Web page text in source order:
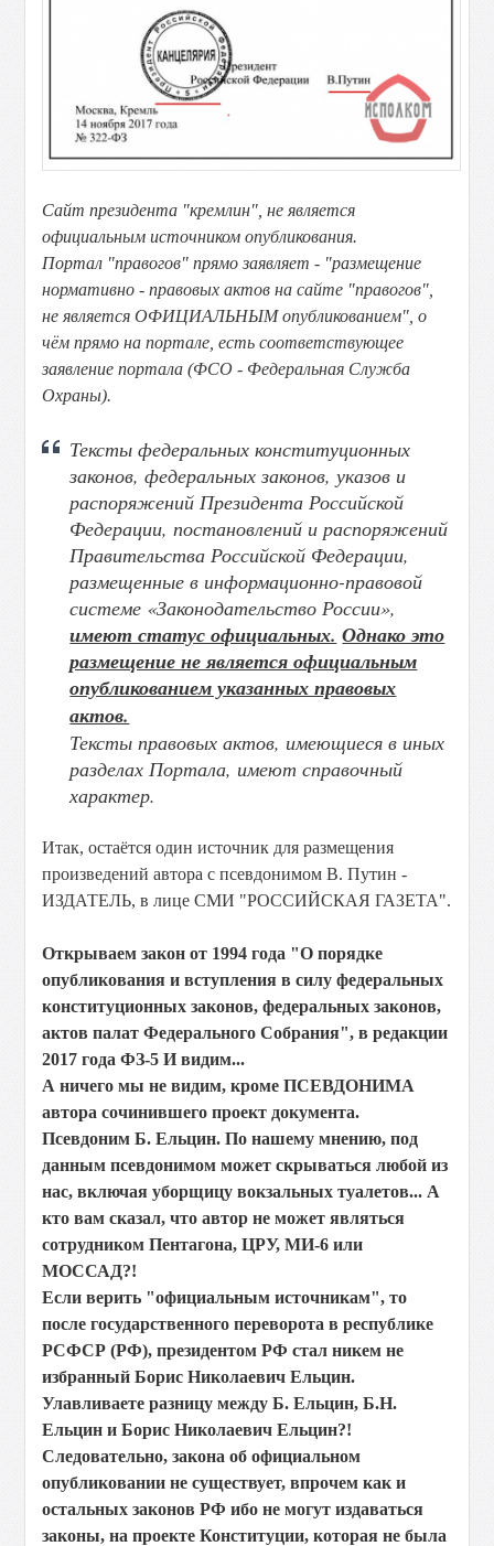
Сайт президента "кремлин", не является
официальным источником опубликования.
Портал "правогов" прямо заявляет - "размещение
нормативно - правовых актов на сайте "правогов",
не является ОФИЦИАЛЬНЫМ опубликованием", о
чём прямо на портале, есть соответствующее
заявление портала (ФСО - Федеральная Служба
Охраны).
Тексты федеральных конституционных
законов, федеральных законов, указов и
распоряжений Президента Российской
Федерации, постановлений и распоряжений
Правительства Российской Федерации,
размещенные в информационно-правовой
системе «Законодательство России»,
имеют статус официальных. Однако это
размещение не является официальным
опубликованием указанных правовых
актов.
Тексты правовых актов, имеющиеся в иных
разделах Портала, имеют справочный
характер.
Итак, остаётся один источник для размещения
произведений автора с псевдонимом В. Путин -
ИЗДАТЕЛЬ, в лице СМИ "РОССИЙСКАЯ ГАЗЕТА".
Открываем закон от 1994 года "О порядке
опубликования и вступления в силу федеральных
конституционных законов, федеральных законов,
актов палат Федерального Собрания", в редакции
2017 года ФЗ-5 И видим...
А ничего мы не видим, кроме ПСЕВДОНИМА
автора сочинившего проект документа.
Псевдоним Б. Ельцин. По нашему мнению, под
данным псевдонимом может скрываться любой из
нас, включая уборщицу вокзальных туалетов... А
кто вам сказал, что автор не может являться
сотрудником Пентагона, ЦРУ, МИ-6 или
МОССАД?!
Если верить "официальным источникам", то
после государственного переворота в республике
РСФСР (РФ), президентом РФ стал никем не
избранный Борис Николаевич Ельцин.
Улавливаете разницу между Б. Ельцин, Б.Н.
Ельцин и Борис Николаевич Ельцин?!
Следовательно, закона об официальном
опубликовании не существует, впрочем как и
остальных законов РФ ибо не могут издаваться
законы, на проекте Конституции, которая не была